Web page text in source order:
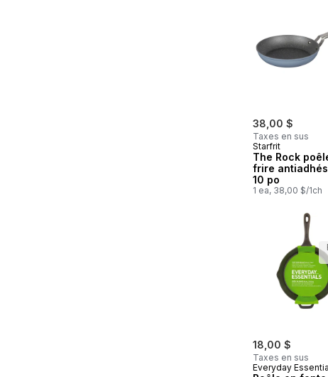
38,00 $
Taxes en sus
Starfrit
The Rock
frire
10 po
1 ea, 38,00 $/1ch
18,00 $
Taxes en sus
Everyday